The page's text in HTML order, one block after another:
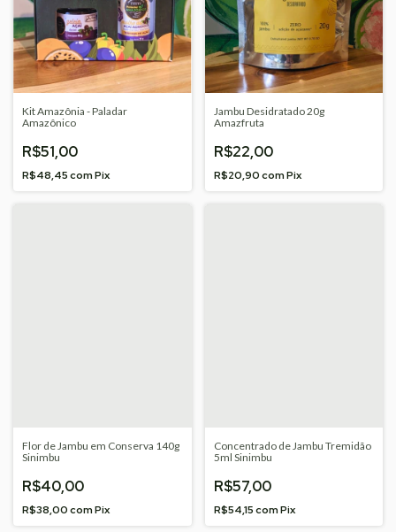
Kit Amazônia - Paladar
Amazônico
R$51,00
R$48,45comPix
Jambu Desidratado 20g
Amazfruta
R$22,00
R$20,90comPix
Flor de Jambu em Conserva 140g
Sinimbu
R$40,00
R$38,00comPix
Concentrado de Jambu Tremidão
5ml Sinimbu
R$57,00
R$54,15comPix